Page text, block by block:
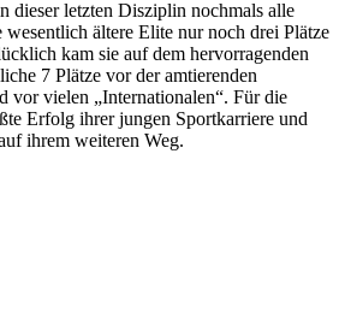
dieser letzten Disziplin nochmals alle
ältere Elite nur noch drei Plätze
kam sie auf dem hervorragenden
7 Plätze vor der amtierenden
vor vielen „Internationalen“. Für die
Erfolg ihrer jungen Sportkarriere und
ihrem weiteren Weg.